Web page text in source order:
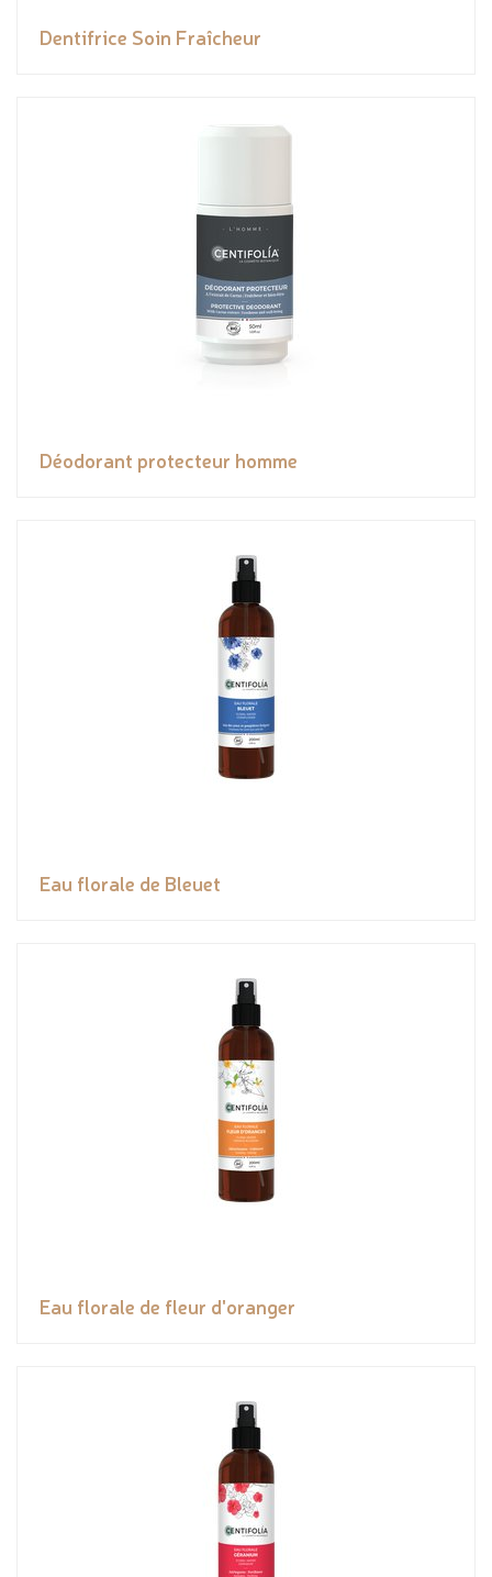
Dentifrice Soin Fraîcheur
Déodorant protecteur homme
Eau florale de Bleuet
Eau florale de fleur d'oranger